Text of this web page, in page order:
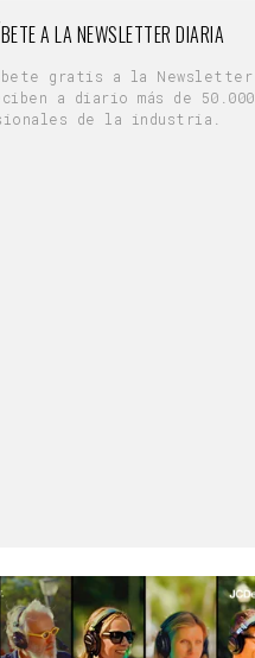
A LA NEWSLETTER DIARIA
gratis a la Newsletter
a diario más de 50.000
de la industria.